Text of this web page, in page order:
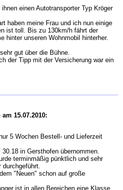
einen Autotransporter Typ Kröger
haben meine Frau und ich nun einige
ist toll. Bis zu 130km/h fährt der
hinter unseren Wohnmobil hinterher.
gut über die Bühne.
der Tipp mit der Versicherung war ein
15.07.2010:
5 Wochen Bestell- und Lieferzeit
in Gersthofen übernommen.
terminmäßig pünktlich und sehr
durchgeführt.
"Neuen" schon auf große
ist in allen Bereichen eine Klasse